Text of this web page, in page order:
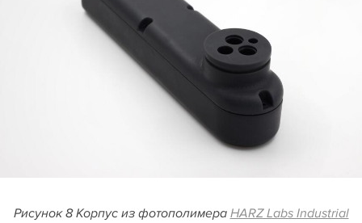
Рисунок 8 Корпус из фотополимера HARZ Labs Industrial